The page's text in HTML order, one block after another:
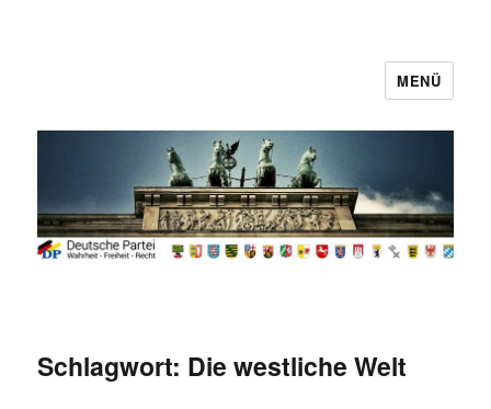
MENÜ
Schlagwort: Die westliche Welt